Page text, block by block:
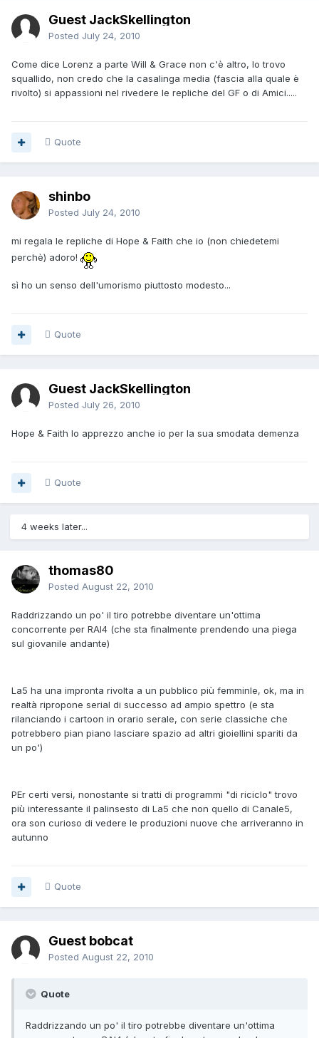
Guest JackSkellington
Posted July 24, 2010
Come dice Lorenz a parte Will & Grace non c'è altro, lo trovo
squallido, non credo che la casalinga media (fascia alla quale è
rivolto) si appassioni nel rivedere le repliche del GF o di Amici.....
Quote
shinbo
Posted July 24, 2010
mi regala le repliche di Hope & Faith che io (non chiedetemi
perchè) adoro!
sì ho un senso dell'umorismo piuttosto modesto...
Quote
Guest JackSkellington
Posted July 26, 2010
Hope & Faith lo apprezzo anche io per la sua smodata demenza
Quote
4 weeks later...
thomas80
Posted August 22, 2010
Raddrizzando un po' il tiro potrebbe diventare un'ottima
concorrente per RAI4 (che sta finalmente prendendo una piega
sul giovanile andante)
La5 ha una impronta rivolta a un pubblico più femminle, ok, ma in
realtà ripropone serial di successo ad ampio spettro (e sta
rilanciando i cartoon in orario serale, con serie classiche che
potrebbero pian piano lasciare spazio ad altri gioiellini spariti da
un po')
PEr certi versi, nonostante si tratti di programmi "di riciclo" trovo
più interessante il palinsesto di La5 che non quello di Canale5,
ora son curioso di vedere le produzioni nuove che arriveranno in
autunno
Quote
Guest bobcat
Posted August 22, 2010
Quote
Raddrizzando un po' il tiro potrebbe diventare un'ottima